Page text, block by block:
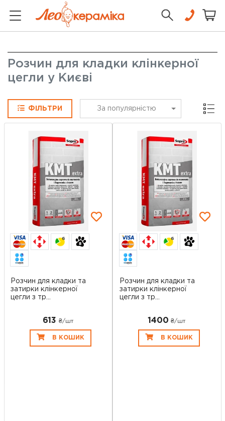
Розчин для кладки клінкерної
цегли у Києві
ФІЛЬТРИ За популярністю Сітка
6
Розчин для кладки та
затирки клінкерної
цегли з тр...
613 ₴/шт
В КОШИК
6
Розчин для кладки та
затирки клінкерної
цегли з тр...
1400 ₴/шт
В КОШИК